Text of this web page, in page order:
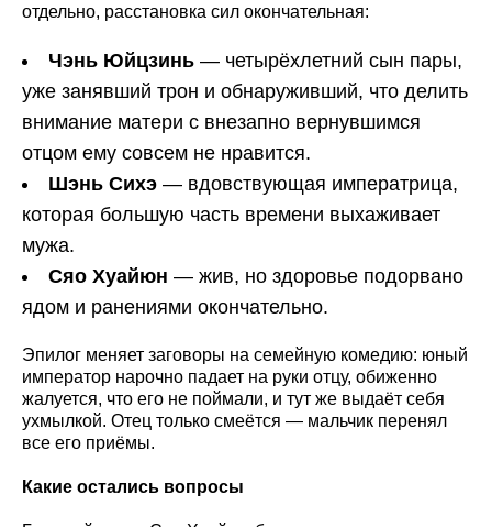
отдельно, расстановка сил окончательная:
Чэнь Юйцзинь — четырёхлетний сын пары,
уже занявший трон и обнаруживший, что делить
внимание матери с внезапно вернувшимся
отцом ему совсем не нравится.
Шэнь Сихэ — вдовствующая императрица,
которая большую часть времени выхаживает
мужа.
Сяо Хуайюн — жив, но здоровье подорвано
ядом и ранениями окончательно.
Эпилог меняет заговоры на семейную комедию: юный
император нарочно падает на руки отцу, обиженно
жалуется, что его не поймали, и тут же выдаёт себя
ухмылкой. Отец только смеётся — мальчик перенял
все его приёмы.
Какие остались вопросы